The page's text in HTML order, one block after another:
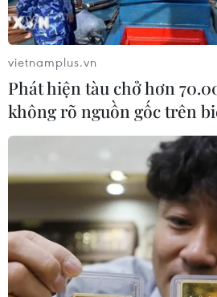
Ông Putin: Người Nga
vietnamplus.vn
Phát hiện tàu chở hơn
không rõ nguồn gốc trên